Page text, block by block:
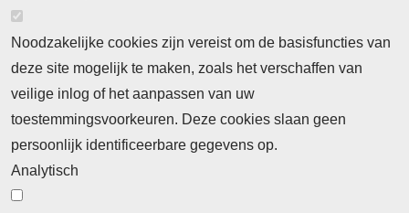
Noodzakelijke cookies zijn vereist om de basisfuncties van
deze site mogelijk te maken, zoals het verschaffen van
veilige inlog of het aanpassen van uw
toestemmingsvoorkeuren. Deze cookies slaan geen
persoonlijk identificeerbare gegevens op.
Analytisch
Abonnementinformatie Inlogprocedure
Nieuws
Laatste nieuws